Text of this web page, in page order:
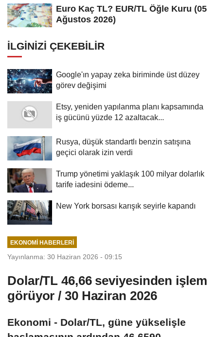
Euro Kaç TL? EUR/TL Öğle Kuru (05
Ağustos 2026)
İLGINIZI ÇEKEBILIR
Google'ın yapay zeka biriminde üst düzey
görev değişimi
Etsy, yeniden yapılanma planı kapsamında
iş gücünü yüzde 12 azaltacak...
Rusya, düşük standartlı benzin satışına
geçici olarak izin verdi
Trump yönetimi yaklaşık 100 milyar dolarlık
tarife iadesini ödeme...
New York borsası karışık seyirle kapandı
EKONOMI HABERLERI
Yayınlanma: 30 Haziran 2026 - 09:15
Dolar/TL 46,66 seviyesinden işlem
görüyor / 30 Haziran 2026
Ekonomi - Dolar/TL, güne yükselişle